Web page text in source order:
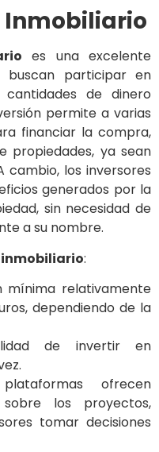
Inmobiliario
es una excelente
buscan participar en
de dinero
permite a varias
financiar la compra,
propiedades, ya sean
cambio, los inversores
generados por la
sin necesidad de
a su nombre.
:
mínima relativamente
dependiendo de la
de invertir en
ofrecen
los proyectos,
tomar decisiones